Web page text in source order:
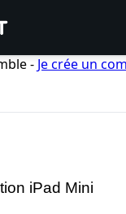
- Je crée un
iPad Mini